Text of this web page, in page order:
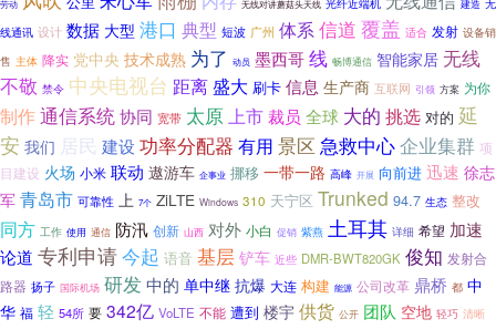
劳动 无线对讲蘑菇头天线 建造
线通讯 设计 数据 大型 港口 典型 短波 广州 体系信道 覆盖 适合 发射 设备销
售 主体 降实 党中央 技术成熟 为了 动员 墨西哥线 畅博通信 智能家居 无线
不敬 禁令 中央电视台 距离 盛大 刷卡 信息 生产商 互联网 引领 方案 为你
制作通信系统协同 宽带 太原上市裁员 全球 大的 挑选 对的 延
安 我们 居民 建设功率分配器 有用 景区 急救中心企业集群 项
目建设 火场 小米 联动 遨游车 企事业 挪移 一带一路 高峰 开展 向前进 迅速 徐志
军青岛市 可靠性 上 7个 ZiLTE Windows 310 天宁区 Trunked 94.7 生态 整改
同方 工作 使用 通信 防汛 创新 山西 对外 小白 促销 紫燕 土耳其 详细 希望 加速
论道 专利申请今起 语音 基层 铲车 近些 DMR-BWT820GK 俊知 发射合
路器 扬子 国际机场 研发中的 单中继 抗爆 大连 构建 能源 公司改革 鼎桥 都 中
华 福 轻 54所 要 342亿 VoLTE 不能 遭到 楼宇 供货 公开 团队 空地 轻巧 清晰